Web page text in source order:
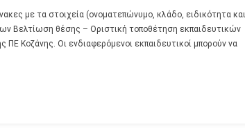
με τα στοιχεία (ονοματεπώνυμο, κλάδο, ειδικότητα και
Βελτίωση θέσης – Οριστική τοποθέτηση εκπαιδευτικών
Κοζάνης. Οι ενδιαφερόμενοι εκπαιδευτικοί μπορούν να